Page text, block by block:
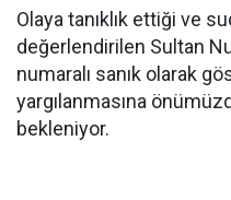
Olaya tanıklık ettiği ve
değerlendirilen Sultan
numaralı sanık olarak
yargılanmasına
bekleniyor.